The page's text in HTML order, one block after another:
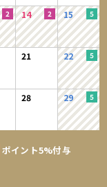
14 15
21 22
28 29
ポイント5%付与